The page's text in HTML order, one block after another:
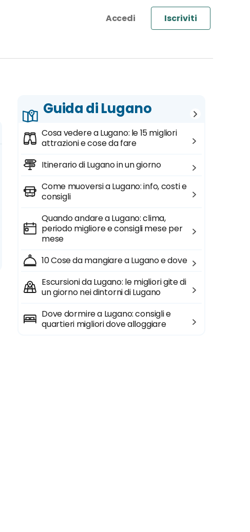
Iscriviti
Guida di Lugano
Cosa vedere a Lugano: le 15 migliori
attrazioni e cose da fare
Itinerario di Lugano in un giorno
Come muoversi a Lugano: info, costi e
consigli
Quando andare a Lugano: clima,
periodo migliore e consigli mese per
mese
10 Cose da mangiare a Lugano e dove
Escursioni da Lugano: le migliori gite di
un giorno nei dintorni di Lugano
Dove dormire a Lugano: consigli e
quartieri migliori dove alloggiare